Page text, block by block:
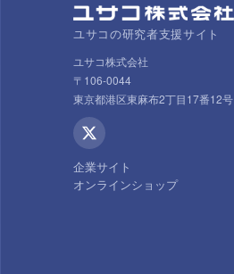
ユサコの研究者支援サイト
ユサコ株式会社
〒106-0044
東京都港区東麻布2丁目17番12号
企業サイト
オンラインショップ